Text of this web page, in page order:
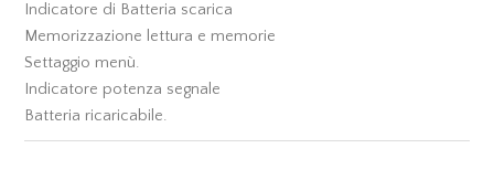
Indicatore di Batteria scarica
Memorizzazione lettura e memorie
Settaggio menù.
Indicatore potenza segnale
Batteria ricaricabile.